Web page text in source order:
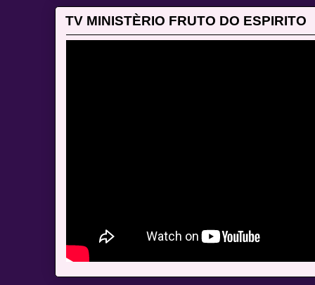
TV MINISTÈRIO FRUTO DO ESPIRITO